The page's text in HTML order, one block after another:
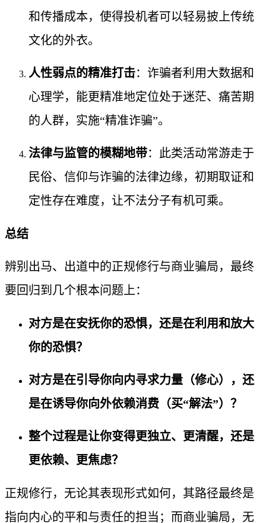
和传播成本，使得投机者可以轻易披上传统
文化的外衣。
人性弱点的精准打击：诈骗者利用大数据和
心理学，能更精准地定位处于迷茫、痛苦期
的人群，实施“精准诈骗”。
法律与监管的模糊地带：此类活动常游走于
民俗、信仰与诈骗的法律边缘，初期取证和
定性存在难度，让不法分子有机可乘。
总结
辨别出马、出道中的正规修行与商业骗局，最终
要回归到几个根本问题上：
对方是在安抚你的恐惧，还是在利用和放大
你的恐惧？
对方是在引导你向内寻求力量（修心），还
是在诱导你向外依赖消费（买“解法”）？
整个过程是让你变得更独立、更清醒，还是
更依赖、更焦虑？
正规修行，无论其表现形式如何，其路径最终是
指向内心的平和与责任的担当；而商业骗局，无